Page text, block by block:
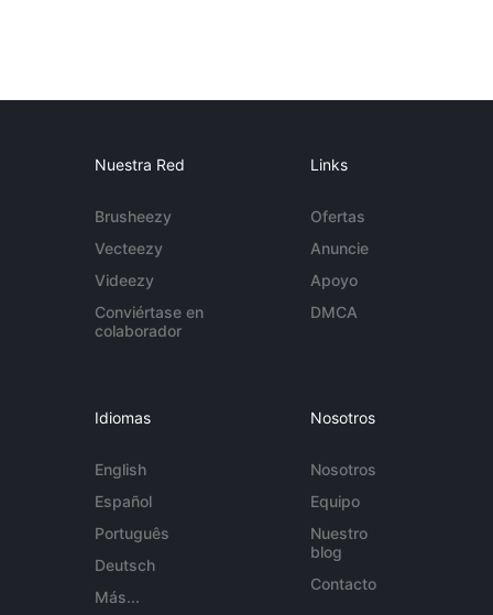
Nuestra Red
Brusheezy
Vecteezy
Videezy
Conviértase en
colaborador
Links
Ofertas
Anuncie
Apoyo
DMCA
Idiomas
English
Español
Português
Deutsch
Más...
Nosotros
Nosotros
Equipo
Nuestro
blog
Contacto